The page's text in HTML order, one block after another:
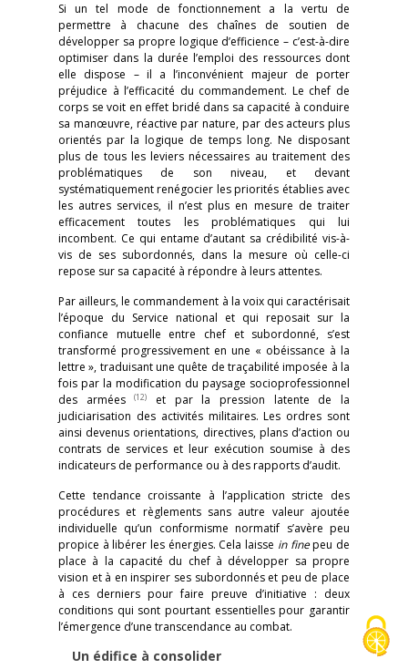
Si un tel mode de fonctionnement a la vertu de
permettre à chacune des chaînes de soutien de
développer sa propre logique d’efficience – c’est-à-dire
optimiser dans la durée l’emploi des ressources dont
elle dispose – il a l’inconvénient majeur de porter
préjudice à l’efficacité du commandement. Le chef de
corps se voit en effet bridé dans sa capacité à conduire
sa manœuvre, réactive par nature, par des acteurs plus
orientés par la logique de temps long. Ne disposant
plus de tous les leviers nécessaires au traitement des
problématiques de son niveau, et devant
systématiquement renégocier les priorités établies avec
les autres services, il n’est plus en mesure de traiter
efficacement toutes les problématiques qui lui
incombent. Ce qui entame d’autant sa crédibilité vis-à-
vis de ses subordonnés, dans la mesure où celle-ci
repose sur sa capacité à répondre à leurs attentes.
Par ailleurs, le commandement à la voix qui caractérisait
l’époque du Service national et qui reposait sur la
confiance mutuelle entre chef et subordonné, s’est
transformé progressivement en une « obéissance à la
lettre », traduisant une quête de traçabilité imposée à la
fois par la modification du paysage socioprofessionnel
des armées(12)
et par la pression latente de la
judiciarisation des activités militaires. Les ordres sont
ainsi devenus orientations, directives, plans d’action ou
contrats de services et leur exécution soumise à des
indicateurs de performance ou à des rapports d’audit.
Cette tendance croissante à l’application stricte des
procédures et règlements sans autre valeur ajoutée
individuelle qu’un conformisme normatif s’avère peu
propice à libérer les énergies. Cela laisse in finepeu de
place à la capacité du chef à développer sa propre
vision et à en inspirer ses subordonnés et peu de place
à ces derniers pour faire preuve d’initiative : deux
conditions qui sont pourtant essentielles pour garantir
l’émergence d’une transcendance au combat.
Un édifice à consolider